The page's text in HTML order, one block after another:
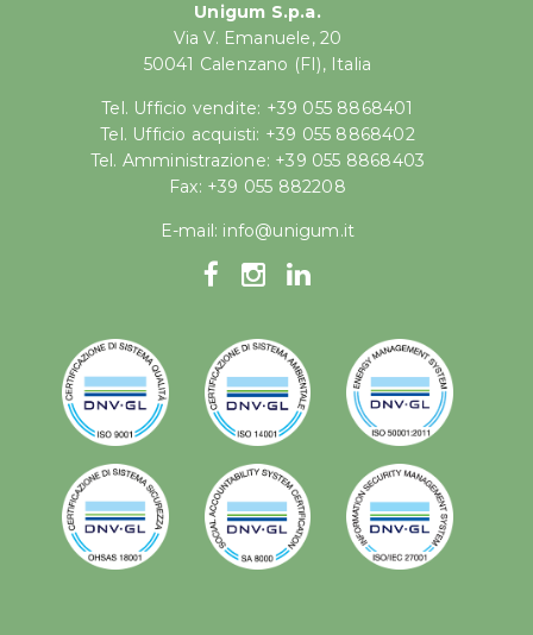
Unigum S.p.a.
Via V. Emanuele, 20
50041 Calenzano (FI), Italia
Tel. Ufficio vendite: +39 055 8868401
Tel. Ufficio acquisti: +39 055 8868402
Tel. Amministrazione: +39 055 8868403
Fax: +39 055 882208
E-mail: info@unigum.it